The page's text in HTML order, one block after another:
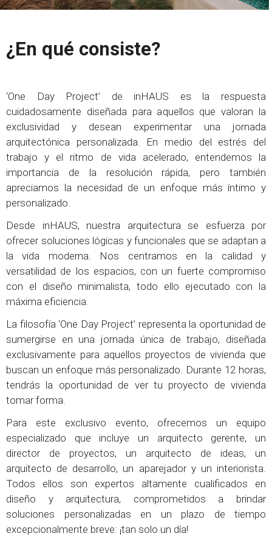
¿En qué consiste?
‘One Day Project’ de inHAUS es la respuesta
cuidadosamente diseñada para aquellos que valoran la
exclusividad y desean experimentar una jornada
arquitectónica personalizada. En medio del estrés del
trabajo y el ritmo de vida acelerado, entendemos la
importancia de la resolución rápida, pero también
apreciamos la necesidad de un enfoque más íntimo y
personalizado.
Desde inHAUS, nuestra arquitectura se esfuerza por
ofrecer soluciones lógicas y funcionales que se adaptan a
la vida moderna. Nos centramos en la calidad y
versatilidad de los espacios, con un fuerte compromiso
con el diseño minimalista, todo ello ejecutado con la
máxima eficiencia.
La filosofía ‘One Day Project’ representa la oportunidad de
sumergirse en una jornada única de trabajo, diseñada
exclusivamente para aquellos proyectos de vivienda que
buscan un enfoque más personalizado. Durante 12 horas,
tendrás la oportunidad de ver tu proyecto de vivienda
tomar forma.
Para este exclusivo evento, ofrecemos un equipo
especializado que incluye un arquitecto gerente, un
director de proyectos, un arquitecto de ideas, un
arquitecto de desarrollo, un aparejador y un interiorista.
Todos ellos son expertos altamente cualificados en
diseño y arquitectura, comprometidos a brindar
soluciones personalizadas en un plazo de tiempo
excepcionalmente breve: ¡tan solo un día!